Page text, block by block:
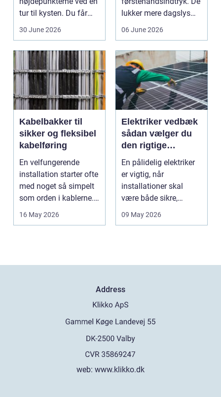
tur til kysten. Du får
friskfanget fisk,...
30 June 2026
lukker mere dagslys
ind, giver et lett...
06 June 2026
Kabelbakker til
sikker og fleksibel
kabelføring
En velfungerende
installation starter ofte
med noget så simpelt
som orden i kablerne.
Når strøm-, da...
16 May 2026
Elektriker vedbæk
sådan vælger du
den rigtige
fagmand
En pålidelig elektriker
er vigtig, når
installationer skal
være både sikre,
lovlige og holdbare. I
09 May 2026
Address
web: www.klikko.dk